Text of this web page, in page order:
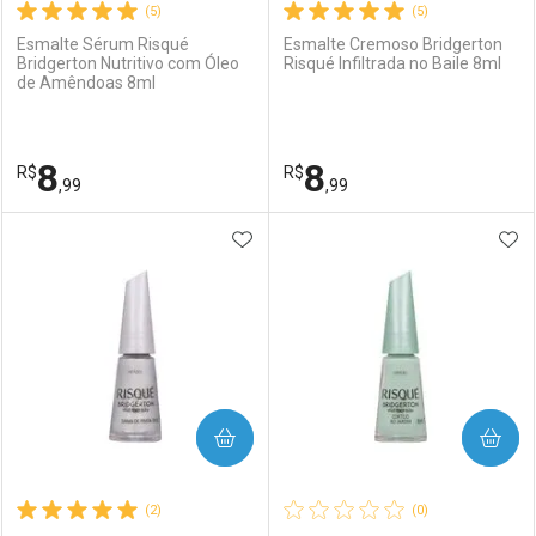
(5)
Esmalte Sérum Risqué
Bridgerton Nutritivo com Óleo
de Amêndoas 8ml
R$8,99
Laboratório
Por Menos
(5)
Esmalte Cremoso Bridgerton
Risqué Infiltrada no Baile 8ml
R$8,99
Laboratório
Por Menos
(2)
ADICIONAR AOS FAVORITOS
COMPRAR
(0)
COMPRAR